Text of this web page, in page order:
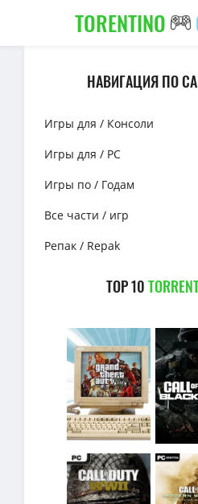
TORENTINO
НАВИГАЦИЯ ПО
Игры для / Консоли
Игры для / PC
Игры по / Годам
Все части / игр
Репак / Repak
TOP 10